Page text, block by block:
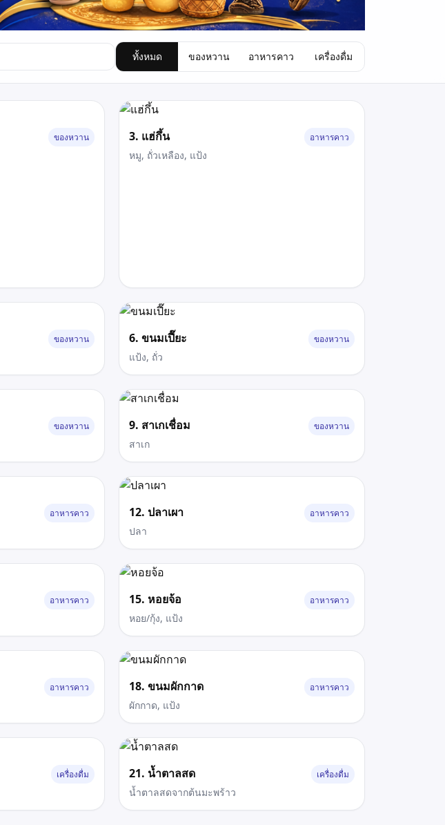
ทั้งหมด ของหวาน อาหารคาว เครื่องดื่ม
ของหวาน 3. แฮ่กึ้น
หมู, ถั่วเหลือง, แป้ง
อาหารคาว
ของหวาน 6. ขนมเปี๊ยะ
แป้ง, ถั่ว
ของหวาน
ของหวาน 9. สาเกเชื่อม
สาเก
ของหวาน
อาหารคาว 12. ปลาเผา
ปลา
อาหารคาว
อาหารคาว 15. หอยจ้อ
หอย/กุ้ง, แป้ง
อาหารคาว
อาหารคาว 18. ขนมผักกาด
ผักกาด, แป้ง
อาหารคาว
เครื่องดื่ม 21. น้ำตาลสด
น้ำตาลสดจากต้นมะพร้าว
เครื่องดื่ม